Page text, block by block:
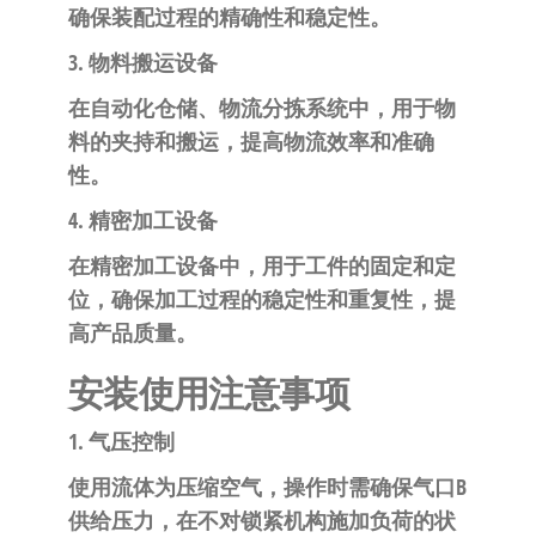
确保装配过程的精确性和稳定性。
3. 物料搬运设备
在自动化仓储、物流分拣系统中，用于物
料的夹持和搬运，提高物流效率和准确
性。
4. 精密加工设备
在精密加工设备中，用于工件的固定和定
位，确保加工过程的稳定性和重复性，提
高产品质量。
安装使用注意事项
1. 气压控制
使用流体为压缩空气，操作时需确保气口B
供给压力，在不对锁紧机构施加负荷的状